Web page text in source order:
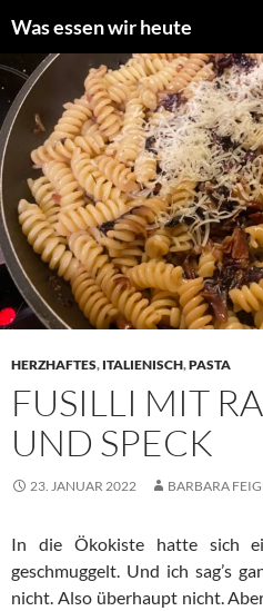
Inhalt
springen
Was essen wir heute
HERZHAFTES, ITALIENISCH,PASTA
FUSILLI MIT
UND SPECK
23. JANUAR 2022 BARBARA
In die Ökokiste hatte sich
geschmuggelt. Und ich sag’s
nicht. Also überhaupt nicht.